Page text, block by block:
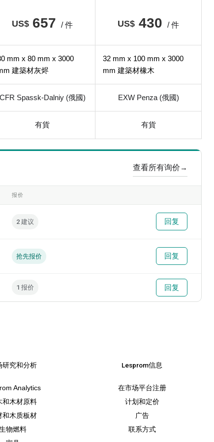
US$ 657 / 件 US$ 430 / 件
mm x 80 mm x 3000
建築材灰烬
32 mm x 100 mm x 3000
mm 建築材橡木
CFR Spassk-Dalniy (俄國) EXW Penza (俄國)
有貨 有貨
查看所有询价 →
报价
2 建议 回复
抢先报价 回复
1 报价 回复
研究和分析
Analytics
和木材原料
和木质板材
物燃料
Lesprom信息
在市场平台注册
计划和定价
广告
联系方式